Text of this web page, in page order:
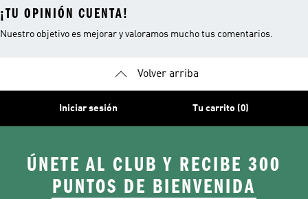
¡TU OPINIÓN CUENTA!
Nuestro objetivo es mejorar y valoramos mucho tus comentarios.
Volver arriba
Iniciar sesión Tu carrito (0)
ÚNETE AL CLUB Y RECIBE 300
PUNTOS DE BIENVENIDA